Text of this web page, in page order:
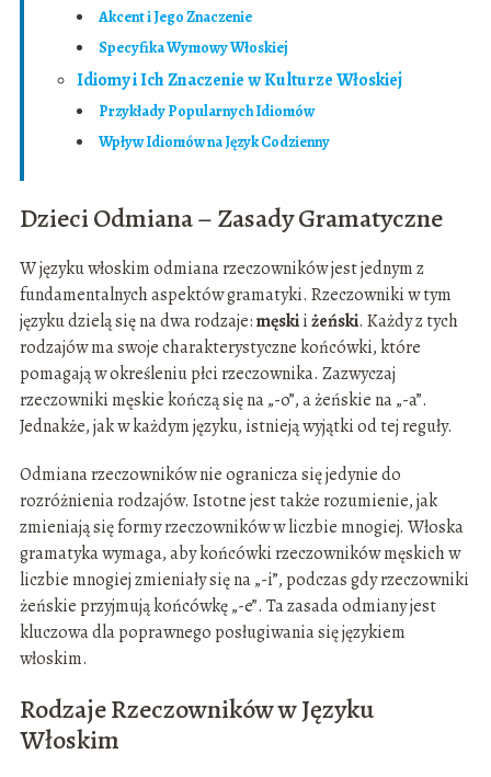
Akcent i Jego Znaczenie
Specyfika Wymowy Włoskiej
Idiomy i Ich Znaczenie w Kulturze Włoskiej
Przykłady Popularnych Idiomów
Wpływ Idiomów na Język Codzienny
Dzieci Odmiana – Zasady Gramatyczne
W języku włoskim odmiana rzeczowników jest jednym z
fundamentalnych aspektów gramatyki. Rzeczowniki w tym
języku dzielą się na dwa rodzaje:męskiiżeński. Każdy z tych
rodzajów ma swoje charakterystyczne końcówki, które
pomagają w określeniu płci rzeczownika. Zazwyczaj
rzeczowniki męskie kończą się na „-o”, a żeńskie na „-a”.
Jednakże, jak w każdym języku, istnieją wyjątki od tej reguły.
Odmiana rzeczowników nie ogranicza się jedynie do
rozróżnienia rodzajów. Istotne jest także rozumienie, jak
zmieniają się formy rzeczowników w liczbie mnogiej. Włoska
gramatyka wymaga, aby końcówki rzeczowników męskich w
liczbie mnogiej zmieniały się na „-i”, podczas gdy rzeczowniki
żeńskie przyjmują końcówkę „-e”. Ta zasada odmiany jest
kluczowa dla poprawnego posługiwania się językiem
włoskim.
Rodzaje Rzeczowników w Języku
Włoskim